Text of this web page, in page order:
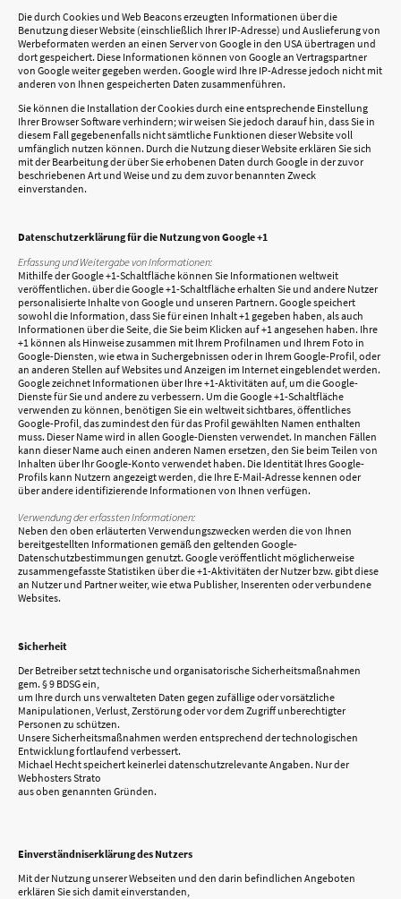
Die durch Cookies und Web Beacons erzeugten Informationen über die
Benutzung dieser Website (einschließlich Ihrer IP-Adresse) und Auslieferung von
Werbeformaten werden an einen Server von Google in den USA übertragen und
dort gespeichert. Diese Informationen können von Google an Vertragspartner
von Google weiter gegeben werden. Google wird Ihre IP-Adresse jedoch nicht mit
anderen von Ihnen gespeicherten Daten zusammenführen.
Sie können die Installation der Cookies durch eine entsprechende Einstellung
Ihrer Browser Software verhindern; wir weisen Sie jedoch darauf hin, dass Sie in
diesem Fall gegebenenfalls nicht sämtliche Funktionen dieser Website voll
umfänglich nutzen können. Durch die Nutzung dieser Website erklären Sie sich
mit der Bearbeitung der über Sie erhobenen Daten durch Google in der zuvor
beschriebenen Art und Weise und zu dem zuvor benannten Zweck
einverstanden.
Datenschutzerklärung für die Nutzung von Google +1
Erfassung und Weitergabe von Informationen:
Mithilfe der Google +1-Schaltfläche können Sie Informationen weltweit
veröffentlichen. über die Google +1-Schaltfläche erhalten Sie und andere Nutzer
personalisierte Inhalte von Google und unseren Partnern. Google speichert
sowohl die Information, dass Sie für einen Inhalt +1 gegeben haben, als auch
Informationen über die Seite, die Sie beim Klicken auf +1 angesehen haben. Ihre
+1 können als Hinweise zusammen mit Ihrem Profilnamen und Ihrem Foto in
Google-Diensten, wie etwa in Suchergebnissen oder in Ihrem Google-Profil, oder
an anderen Stellen auf Websites und Anzeigen im Internet eingeblendet werden.
Google zeichnet Informationen über Ihre +1-Aktivitäten auf, um die Google-
Dienste für Sie und andere zu verbessern. Um die Google +1-Schaltfläche
verwenden zu können, benötigen Sie ein weltweit sichtbares, öffentliches
Google-Profil, das zumindest den für das Profil gewählten Namen enthalten
muss. Dieser Name wird in allen Google-Diensten verwendet. In manchen Fällen
kann dieser Name auch einen anderen Namen ersetzen, den Sie beim Teilen von
Inhalten über Ihr Google-Konto verwendet haben. Die Identität Ihres Google-
Profils kann Nutzern angezeigt werden, die Ihre E-Mail-Adresse kennen oder
über andere identifizierende Informationen von Ihnen verfügen.
Verwendung der erfassten Informationen:
Neben den oben erläuterten Verwendungszwecken werden die von Ihnen
bereitgestellten Informationen gemäß den geltenden Google-
Datenschutzbestimmungen genutzt. Google veröffentlicht möglicherweise
zusammengefasste Statistiken über die +1-Aktivitäten der Nutzer bzw. gibt diese
an Nutzer und Partner weiter, wie etwa Publisher, Inserenten oder verbundene
Websites.
Sicherheit
Der Betreiber setzt technische und organisatorische Sicherheitsmaßnahmen
gem. § 9 BDSG ein,
um Ihre durch uns verwalteten Daten gegen zufällige oder vorsätzliche
Manipulationen, Verlust, Zerstörung oder vor dem Zugriff unberechtigter
Personen zu schützen.
Unsere Sicherheitsmaßnahmen werden entsprechend der technologischen
Entwicklung fortlaufend verbessert.
Michael Hecht speichert keinerlei datenschutzrelevante Angaben. Nur der
Webhosters Strato
aus oben genannten Gründen.
Einverständniserklärung des Nutzers
Mit der Nutzung unserer Webseiten und den darin befindlichen Angeboten
erklären Sie sich damit einverstanden,